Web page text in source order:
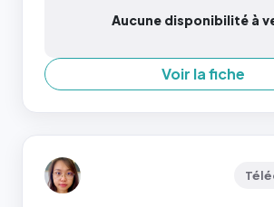
Aucune disponibilité à
Voir la fiche